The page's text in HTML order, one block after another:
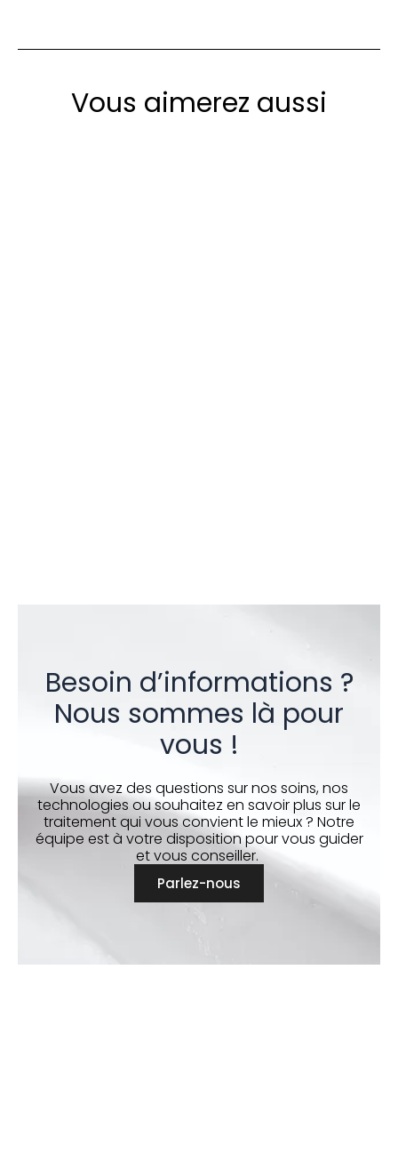
Vous aimerez aussi
Besoin d’informations ?
Nous sommes là pour
vous !
Vous avez des questions sur nos soins, nos
technologies ou souhaitez en savoir plus sur le
traitement qui vous convient le mieux ? Notre
équipe est à votre disposition pour vous guider
et vous conseiller.
Parlez-nous